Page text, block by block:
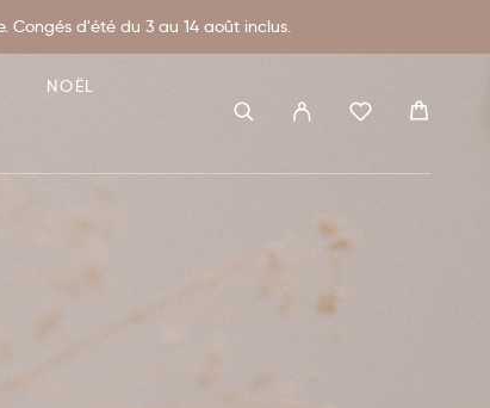
d'été du 3 au 14 août inclus.
NOËL